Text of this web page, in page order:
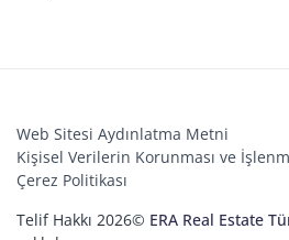
Web Sitesi Aydınlatma Metni
Kişisel Verilerin Korunması ve
Çerez Politikası
Telif Hakkı 2026© ERA Real Estate